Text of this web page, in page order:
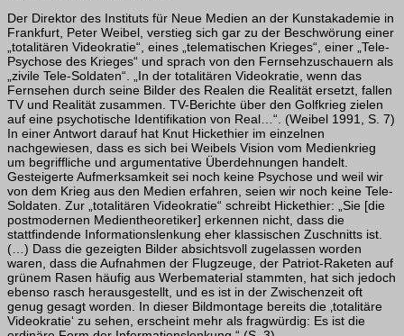
Der Direktor des Instituts für Neue Medien an der Kunstakademie in
Frankfurt, Peter Weibel, verstieg sich gar zu der Beschwörung einer
„totalitären Videokratie“, eines „telematischen Krieges“, einer „Tele-
Psychose des Krieges“ und sprach von den Fernsehzuschauern als
„zivile Tele-Soldaten“. „In der totalitären Videokratie, wenn das
Fernsehen durch seine Bilder des Realen die Realität ersetzt, fallen
TV und Realität zusammen. TV-Berichte über den Golfkrieg zielen
auf eine psychotische Identifikation von Real…“. (Weibel 1991, S. 7)
In einer Antwort darauf hat Knut Hickethier im einzelnen
nachgewiesen, dass es sich bei Weibels Vision vom Medienkrieg
um begriffliche und argumentative Überdehnungen handelt.
Gesteigerte Aufmerksamkeit sei noch keine Psychose und weil wir
von dem Krieg aus den Medien erfahren, seien wir noch keine Tele-
Soldaten. Zur „totalitären Videokratie“ schreibt Hickethier: „Sie [die
postmodernen Medientheoretiker] erkennen nicht, dass die
stattfindende Informationslenkung eher klassischen Zuschnitts ist.
(…) Dass die gezeigten Bilder absichtsvoll zugelassen worden
waren, dass die Aufnahmen der Flugzeuge, der Patriot-Raketen auf
grünem Rasen häufig aus Werbematerial stammten, hat sich jedoch
ebenso rasch herausgestellt, und es ist in der Zwischenzeit oft
genug gesagt worden. In dieser Bildmontage bereits die ‚totalitäre
Videokratie‘ zu sehen, erscheint mehr als fragwürdig: Es ist die